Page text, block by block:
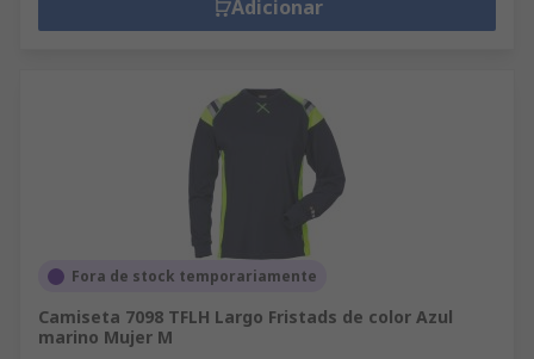
Adicionar
Fora de stock temporariamente
Camiseta 7098 TFLH Largo Fristads de color Azul
marino Mujer M